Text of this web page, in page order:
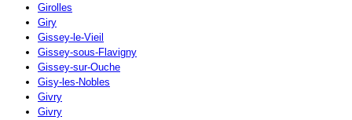
Girolles
Giry
Gissey-le-Vieil
Gissey-sous-Flavigny
Gissey-sur-Ouche
Gisy-les-Nobles
Givry
Givry